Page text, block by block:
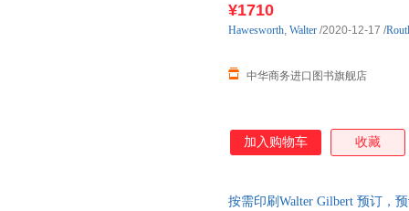
¥1710
中华商务进口图书旗舰店
Hawesworth, Walter /2020-12-17 /
加入购物车 收藏
按需印刷Walter Gilbert 预订，